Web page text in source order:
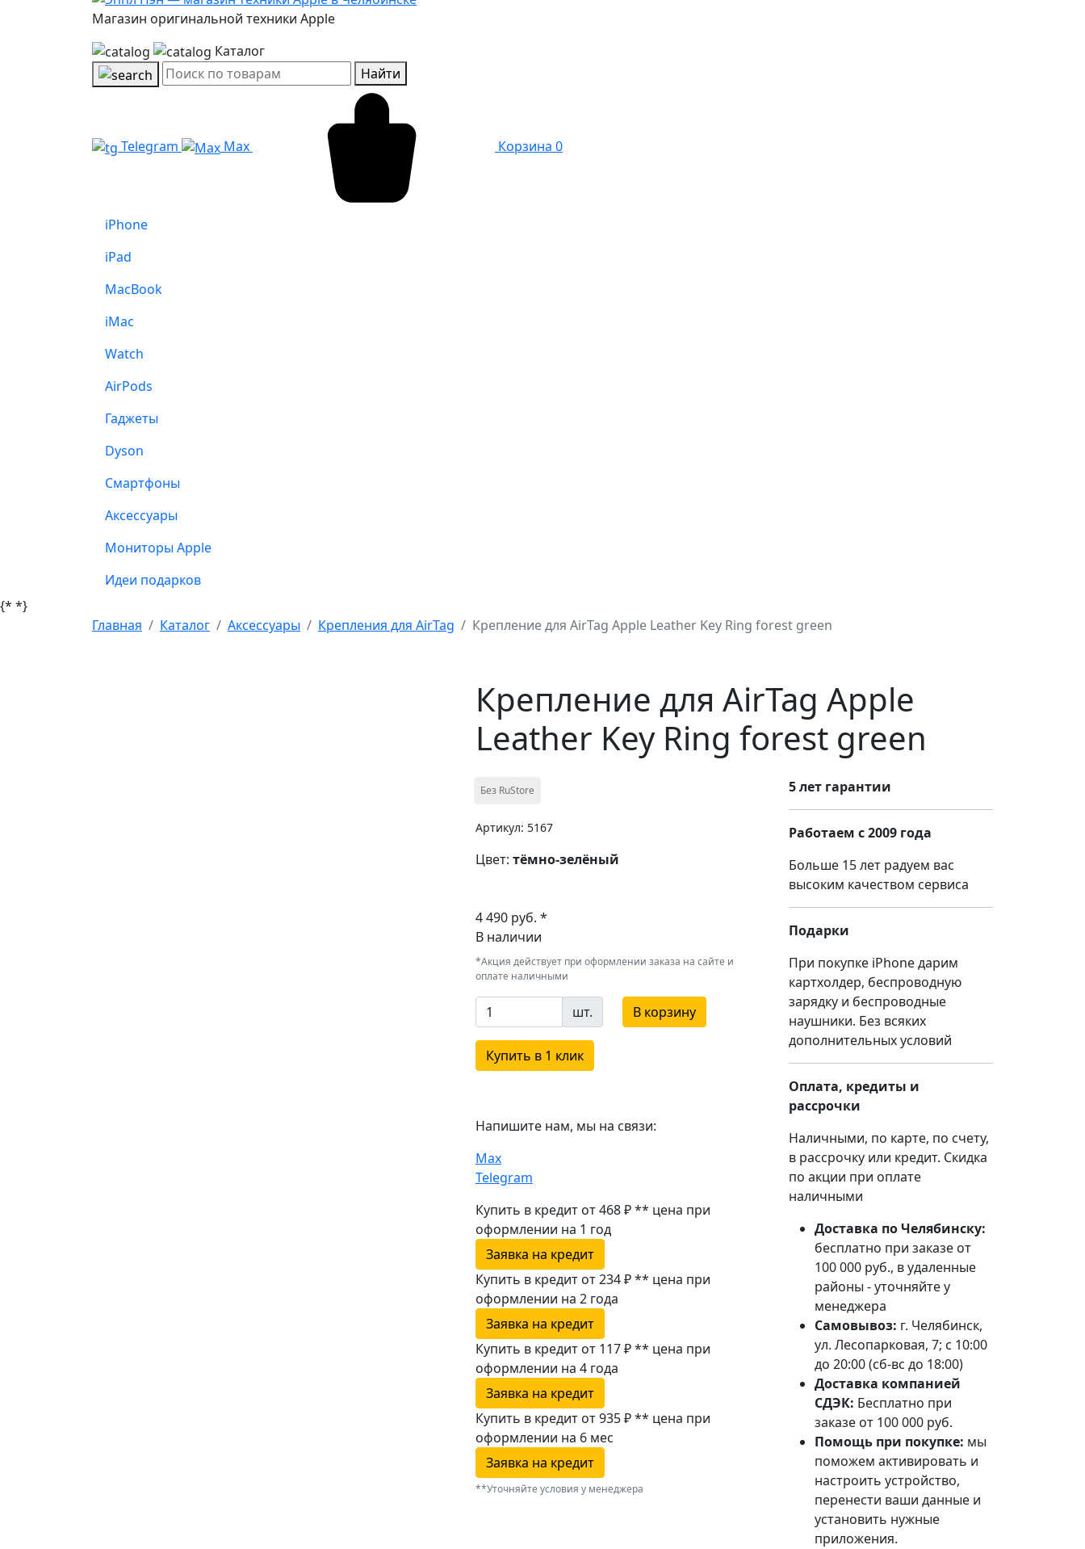
Магазин оригинальной техники Apple
Каталог
Найти
Telegram Max Корзина 0
iPhone
iPad
MacBook
iMac
Watch
AirPods
Гаджеты
Dyson
Смартфоны
Аксессуары
Мониторы Apple
Идеи подарков
{* *}
Главная
Каталог Аксессуары Крепления для AirTag Крепление для AirTag Apple Leather Key Ring forest green
Крепление для AirTag Apple
Leather Key Ring forest green
Без RuStore
Артикул: 5167
Цвет: тёмно-зелёный
4 490 руб. *
В наличии
*Акция действует при оформлении заказа на сайте и
оплате наличными
шт. В корзину
Купить в 1 клик
Напишите нам, мы на связи:
Max
Telegram
Купить в кредит от 468 ₽** цена при
оформлении на 1 год
Заявка на кредит
Купить в кредит от 234 ₽** цена при
оформлении на 2 года
Заявка на кредит
Купить в кредит от 117 ₽** цена при
оформлении на 4 года
Заявка на кредит
Купить в кредит от 935 ₽** цена при
оформлении на 6 мес
Заявка на кредит
**Уточняйте условия у менеджера
5 лет гарантии
Работаем с 2009 года
Больше 15 лет радуем вас
высоким качеством сервиса
Подарки
При покупке iPhone дарим
картхолдер, беспроводную
зарядку и беспроводные
наушники. Без всяких
дополнительных условий
Оплата, кредиты и
рассрочки
Наличными, по карте, по счету,
в рассрочку или кредит. Скидка
по акции при оплате
наличными
Доставка по Челябинску:
бесплатно при заказе от
100 000 руб., в удаленные
районы - уточняйте у
менеджера
Самовывоз: г. Челябинск,
ул. Лесопарковая, 7; с 10:00
до 20:00 (сб-вс до 18:00)
Доставка компанией
СДЭК: Бесплатно при
заказе от 100 000 руб.
Помощь при покупке: мы
поможем активировать и
настроить устройство,
перенести ваши данные и
установить нужные
приложения.